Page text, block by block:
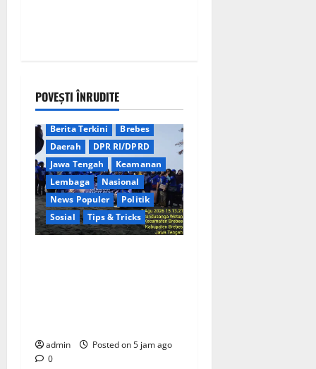
POVEȘTI ÎNRUDITE
Berita Terkini
Brebes
Daerah
DPR RI/DPRD
Jawa Tengah
Keamanan
Lembaga
Nasional
News Populer
Politik
Sosial
Tips & Tricks
admin
Posted on 5 jam ago
0